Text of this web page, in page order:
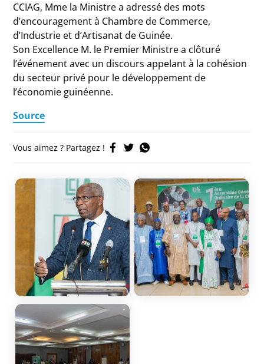
CCIAG, Mme la Ministre a adressé des mots
d’encouragement à Chambre de Commerce,
d’Industrie et d’Artisanat de Guinée.
Son Excellence M. le Premier Ministre a clôturé
l’événement avec un discours appelant à la cohésion
du secteur privé pour le développement de
l’économie guinéenne.
Source
Vous aimez ? Partagez !